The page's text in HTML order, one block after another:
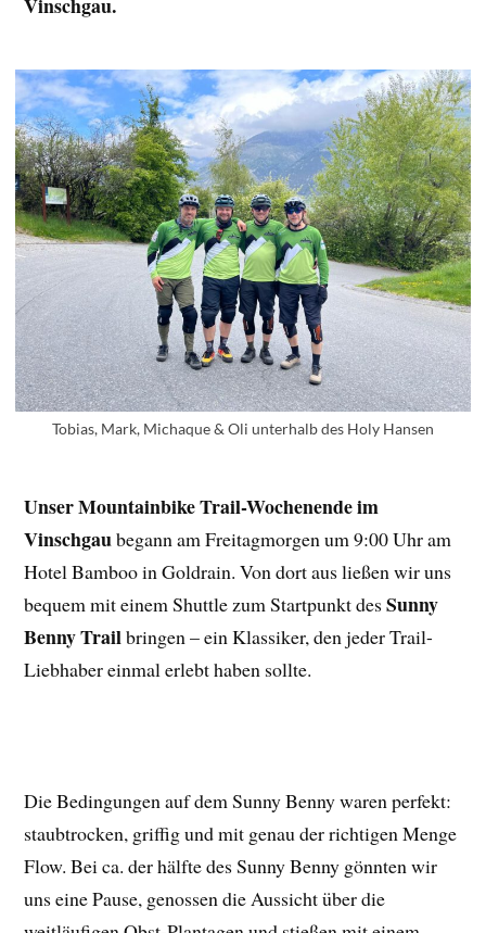
Tobias, Mark, Michaque & Oli unterhalb des Holy Hansen
Unser Mountainbike Trail-Wochenende im
Vinschgaubegann am Freitagmorgen um 9:00 Uhr am
Hotel Bamboo in Goldrain. Von dort aus ließen wir uns
bequem mit einem Shuttle zum Startpunkt desSunny
Benny Trailbringen – ein Klassiker, den jeder Trail-
Liebhaber einmal erlebt haben sollte.
Die Bedingungen auf dem Sunny Benny waren perfekt:
staubtrocken, griffig und mit genau der richtigen Menge
Flow. Bei ca. der hälfte des Sunny Benny gönnten wir
uns eine Pause, genossen die Aussicht über die